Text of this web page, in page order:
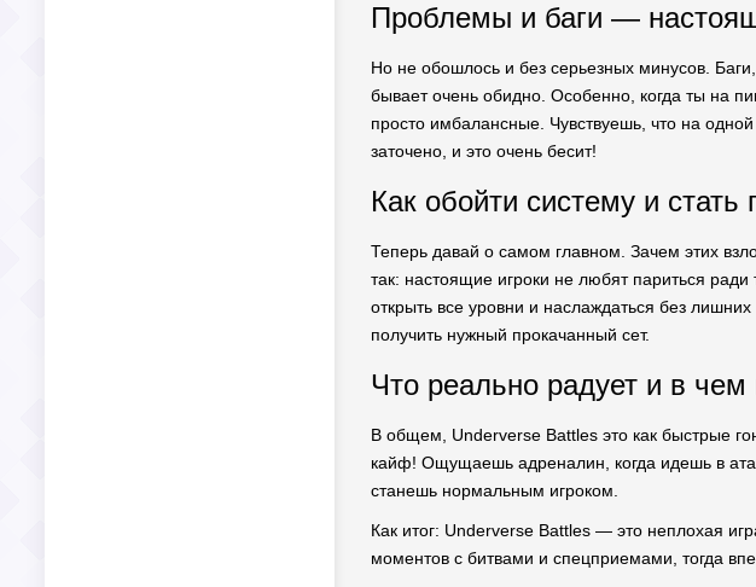
Проблемы и баги —
Но не обошлось и без серьезных минусов.
бывает очень обидно. Особенно, когда ты на
просто имбалансные. Чувствуешь, что на
заточено, и это очень бесит!
Как обойти систему и
Теперь давай о самом главном. Зачем этих
так: настоящие игроки не любят париться
открыть все уровни и наслаждаться без
получить нужный прокачанный сет.
Что реально радует и в чем
В общем, Underverse Battles это как быстрые
кайф! Ощущаешь адреналин, когда идешь в
станешь нормальным игроком.
Как итог: Underverse Battles — это неплохая
моментов с битвами и спецприемами, тогда